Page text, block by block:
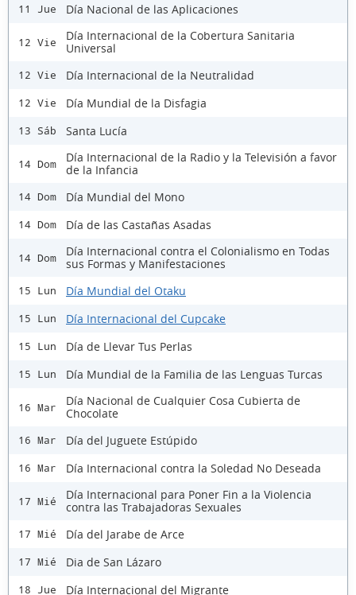
11 Jue Día Nacional de las Aplicaciones
12 Vie
Día Internacional de la Cobertura Sanitaria
Universal
12 Vie Día Internacional de la Neutralidad
12 Vie Día Mundial de la Disfagia
13 Sáb Santa Lucía
14 Dom
Día Internacional de la Radio y la Televisión a favor
de la Infancia
14 Dom Día Mundial del Mono
14 Dom Día de las Castañas Asadas
14 Dom
Día Internacional contra el Colonialismo en Todas
sus Formas y Manifestaciones
15 Lun Día Mundial del Otaku
15 Lun Día Internacional del Cupcake
15 Lun Día de Llevar Tus Perlas
15 Lun Día Mundial de la Familia de las Lenguas Turcas
16 Mar
Día Nacional de Cualquier Cosa Cubierta de
Chocolate
16 Mar Día del Juguete Estúpido
16 Mar Día Internacional contra la Soledad No Deseada
17 Mié
Día Internacional para Poner Fin a la Violencia
contra las Trabajadoras Sexuales
17 Mié Día del Jarabe de Arce
17 Mié Dia de San Lázaro
18 Jue Día Internacional del Migrante